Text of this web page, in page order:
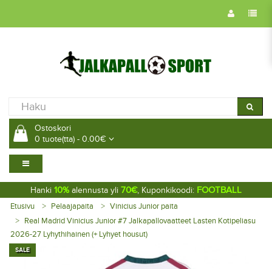
Ostoskori
0 tuote(tta) - 0.00€
Hanki 10% alennusta yli 70€, Kuponkikoodi: FOOTBALL
Etusivu Pelaajapaita
Vinicius Junior paita
Real Madrid Vinicius Junior #7 Jalkapallovaatteet Lasten Kotipeliasu
2026-27 Lyhythihainen (+ Lyhyet housut)
SALE